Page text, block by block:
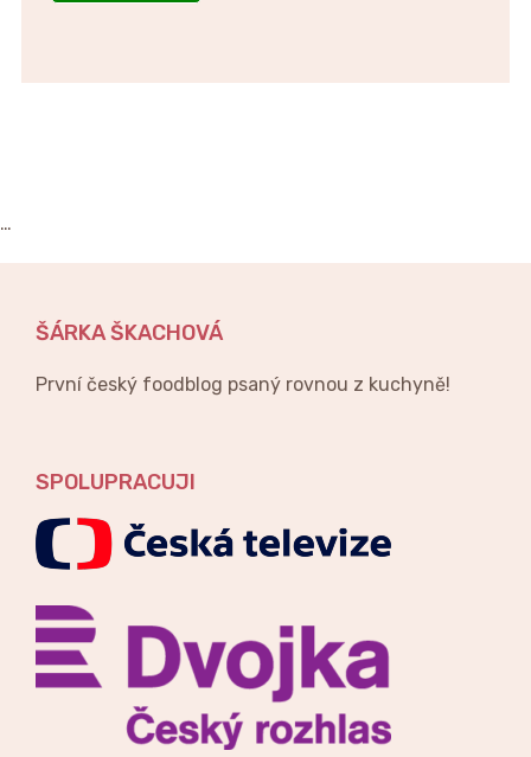
…
ŠÁRKA ŠKACHOVÁ
První český foodblog psaný rovnou z kuchyně!
SPOLUPRACUJI